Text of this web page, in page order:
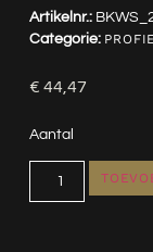
Artikelnr.:
Categorie:
€ 44,47
Aantal